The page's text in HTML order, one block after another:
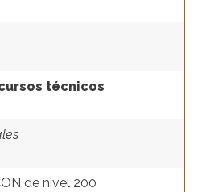
técnicos
de nivel 200